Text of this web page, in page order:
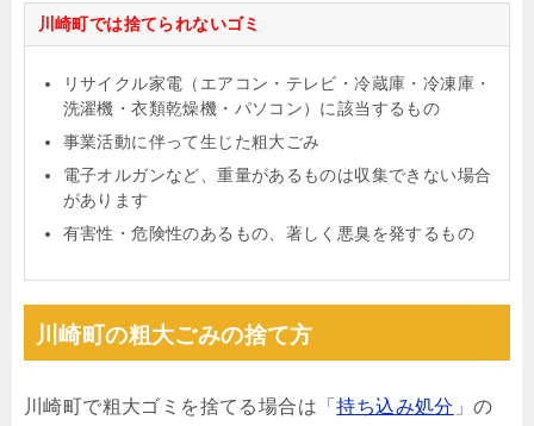
川崎町では捨てられないゴミ
リサイクル家電（エアコン・テレビ・冷蔵庫・冷凍庫・
洗濯機・衣類乾燥機・パソコン）に該当するもの
事業活動に伴って生じた粗大ごみ
電子オルガンなど、重量があるものは収集できない場合
があります
有害性・危険性のあるもの、著しく悪臭を発するもの
川崎町の粗大ごみの捨て方
川崎町で粗大ゴミを捨てる場合は「持ち込み処分 」の